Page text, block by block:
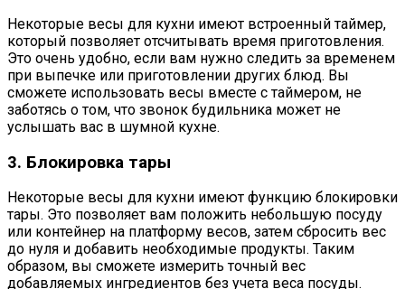
Некоторые весы для кухни имеют встроенный таймер,
который позволяет отсчитывать время приготовления.
Это очень удобно, если вам нужно следить за временем
при выпечке или приготовлении других блюд. Вы
сможете использовать весы вместе с таймером, не
заботясь о том, что звонок будильника может не
услышать вас в шумной кухне.
3. Блокировка тары
Некоторые весы для кухни имеют функцию блокировки
тары. Это позволяет вам положить небольшую посуду
или контейнер на платформу весов, затем сбросить вес
до нуля и добавить необходимые продукты. Таким
образом, вы сможете измерить точный вес
добавляемых ингредиентов без учета веса посуды.